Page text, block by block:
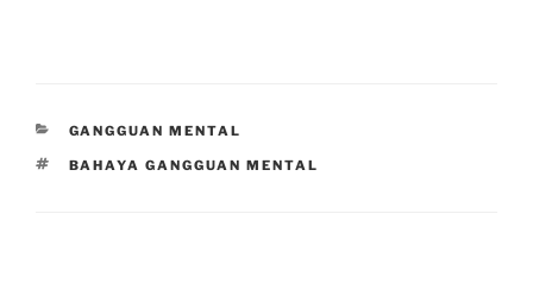
CATEGORIES
GANGGUAN MENTAL
TAGS
BAHAYA GANGGUAN MENTAL